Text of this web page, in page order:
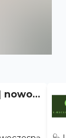
nowoc